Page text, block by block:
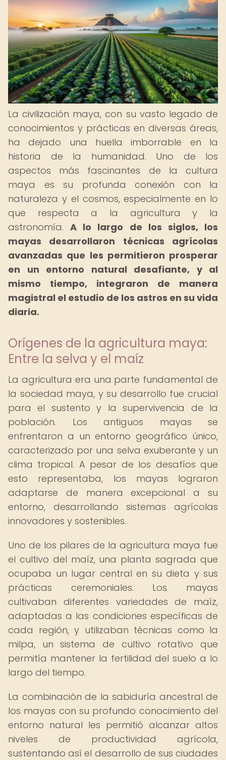
La civilización maya, con su vasto legado de
conocimientos y prácticas en diversas áreas,
ha dejado una huella imborrable en la
historia de la humanidad. Uno de los
aspectos más fascinantes de la cultura
maya es su profunda conexión con la
naturaleza y el cosmos, especialmente en lo
que respecta a la agricultura y la
astronomía.A lo largo de los siglos, los
mayas desarrollaron técnicas agrícolas
avanzadas que les permitieron prosperar
en un entorno natural desafiante, y al
mismo tiempo, integraron de manera
magistral el estudio de los astros en su vida
diaria.
Orígenes de la agricultura maya:
Entre la selva y el maíz
La agricultura era una parte fundamental de
la sociedad maya, y su desarrollo fue crucial
para el sustento y la supervivencia de la
población. Los antiguos mayas se
enfrentaron a un entorno geográfico único,
caracterizado por una selva exuberante y un
clima tropical. A pesar de los desafíos que
esto representaba, los mayas lograron
adaptarse de manera excepcional a su
entorno, desarrollando sistemas agrícolas
innovadores y sostenibles.
Uno de los pilares de la agricultura maya fue
el cultivo del maíz, una planta sagrada que
ocupaba un lugar central en su dieta y sus
prácticas ceremoniales. Los mayas
cultivaban diferentes variedades de maíz,
adaptadas a las condiciones específicas de
cada región, y utilizaban técnicas como la
milpa, un sistema de cultivo rotativo que
permitía mantener la fertilidad del suelo a lo
largo del tiempo.
La combinación de la sabiduría ancestral de
los mayas con su profundo conocimiento del
entorno natural les permitió alcanzar altos
niveles de productividad agrícola,
sustentando así el desarrollo de sus ciudades